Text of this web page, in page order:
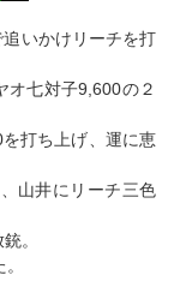
追いかけリーチを打
オ七対子9,600の２
打ち上げ、運に恵
山井にリーチ三色
。